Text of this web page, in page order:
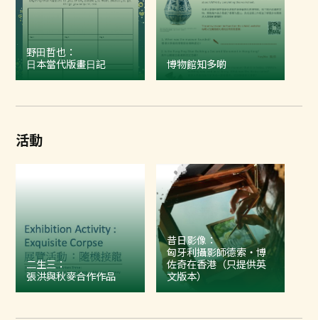
野⽥哲也：
⽇本當代版畫⽇記
博物館知多啲
活動
二生三：
張洪與秋麥合作作品
昔日影像：
匈牙利攝影師德索・博
佐奇在香港（只提供英
文版本）